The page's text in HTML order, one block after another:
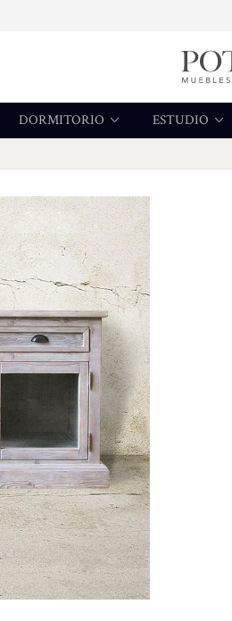
DORMITORIO ESTUDIO